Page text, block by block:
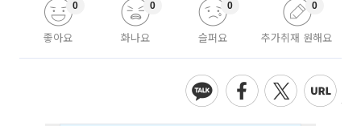
좋아요
0
화나요
0
슬퍼요
0
추가취재 원해요
0